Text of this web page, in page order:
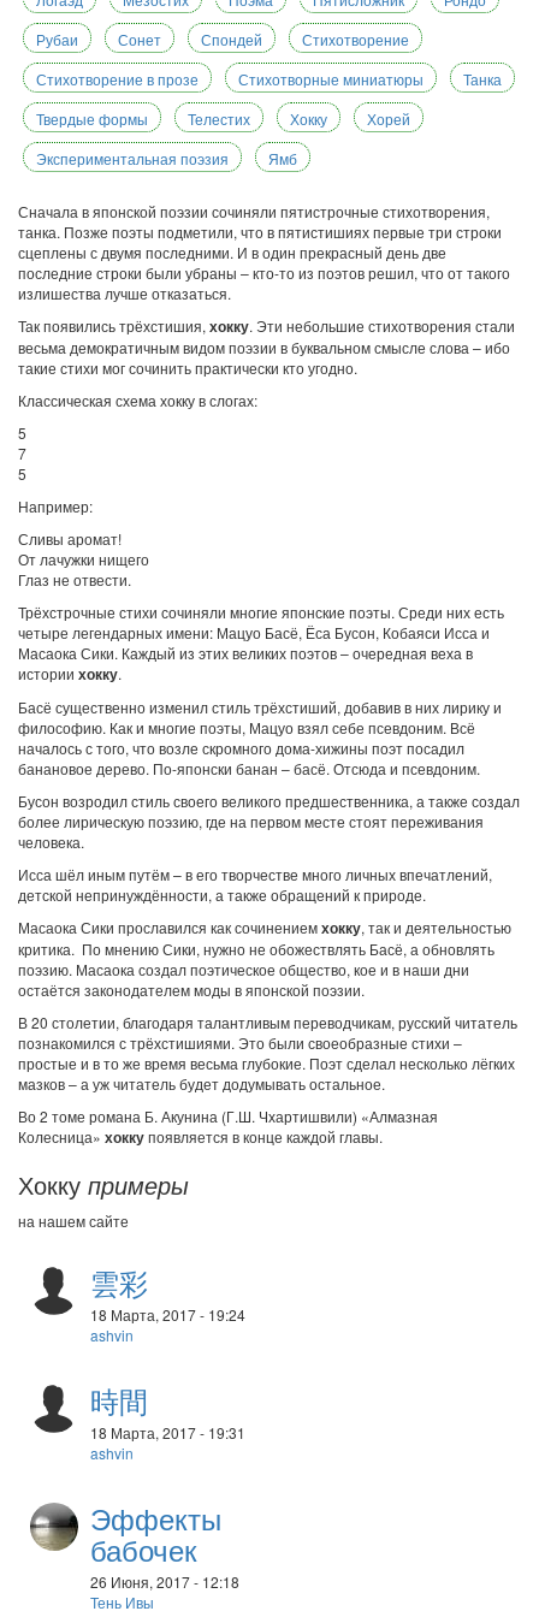
Рубаи
Сонет Спондей
Стихотворение
Стихотворение в прозе
Стихотворные миниатюры
Танка
Твердые формы
Телестих Хокку
Хорей
Экспериментальная поэзия
Ямб
Сначала в японской поэзии сочиняли пятистрочные стихотворения,
танка. Позже поэты подметили, что в пятистишиях первые три строки
сцеплены с двумя последними. И в один прекрасный день две
последние строки были убраны – кто-то из поэтов решил, что от такого
излишества лучше отказаться.
Так появились трёхстишия, хокку. Эти небольшие стихотворения стали
весьма демократичным видом поэзии в буквальном смысле слова – ибо
такие стихи мог сочинить практически кто угодно.
Классическая схема хокку в слогах:
5
7
5
Например:
Сливы аромат!
От лачужки нищего
Глаз не отвести.
Трёхстрочные стихи сочиняли многие японские поэты. Среди них есть
четыре легендарных имени: Мацуо Басё, Ёса Бусон, Кобаяси Исса и
Масаока Сики. Каждый из этих великих поэтов – очередная веха в
истории хокку.
Басё существенно изменил стиль трёхстиший, добавив в них лирику и
философию. Как и многие поэты, Мацуо взял себе псевдоним. Всё
началось с того, что возле скромного дома-хижины поэт посадил
банановое дерево. По-японски банан – басё. Отсюда и псевдоним.
Бусон возродил стиль своего великого предшественника, а также создал
более лирическую поэзию, где на первом месте стоят переживания
человека.
Исса шёл иным путём – в его творчестве много личных впечатлений,
детской непринуждённости, а также обращений к природе.
Масаока Сики прославился как сочинениемхокку, так и деятельностью
критика. По мнению Сики, нужно не обожествлять Басё, а обновлять
поэзию. Масаока создал поэтическое общество, кое и в наши дни
остаётся законодателем моды в японской поэзии.
В 20 столетии, благодаря талантливым переводчикам, русский читатель
познакомился с трёхстишиями. Это были своеобразные стихи –
простые и в то же время весьма глубокие. Поэт сделал несколько лёгких
мазков – а уж читатель будет додумывать остальное.
Во 2 томе романа Б. Акунина (Г.Ш. Чхартишвили) «Алмазная
Колесница» хоккупоявляется в конце каждой главы.
Хокку примеры
на нашем сайте
雲彩
18 Марта, 2017 - 19:24
ashvin
時間
18 Марта, 2017 - 19:31
ashvin
Эффекты
бабочек
26 Июня, 2017 - 12:18
Тень Ивы